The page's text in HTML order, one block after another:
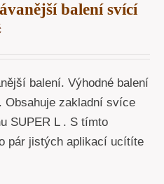
balení svící
balení. Výhodné balení
Obsahuje zakladní svíce
SUPER L . S tímto
pár jistých aplikací ucítíte